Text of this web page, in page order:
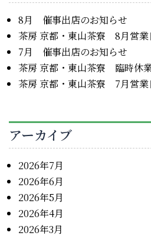
8月 催事出店のお知らせ
茶房 京都・東山茶寮 8月営業
7月 催事出店のお知らせ
茶房 京都・東山茶寮 臨時休
茶房 京都・東山茶寮 7月営業
アーカイブ
2026年7月
2026年6月
2026年5月
2026年4月
2026年3月